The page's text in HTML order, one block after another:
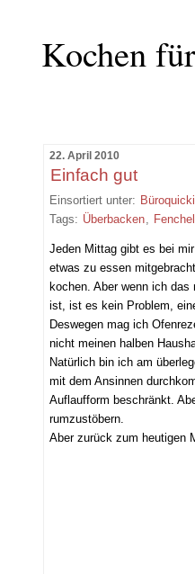
Kochen
22. April 2010
Einfach gut
Einsortiert unter:
Tags: Überbacken Fenchel
Jeden Mittag gibt es bei
etwas zu essen
kochen. Aber wenn ich
ist, ist es kein Problem,
Deswegen mag ich
nicht meinen halben
Natürlich bin ich am
mit dem Ansinnen
Auflaufform beschränkt.
rumzustöbern.
Aber zurück zum heutigen